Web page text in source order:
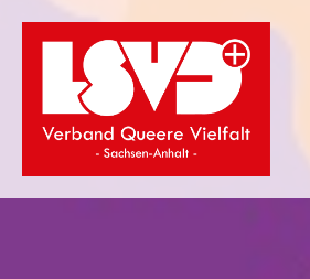
Zum
Inhalt